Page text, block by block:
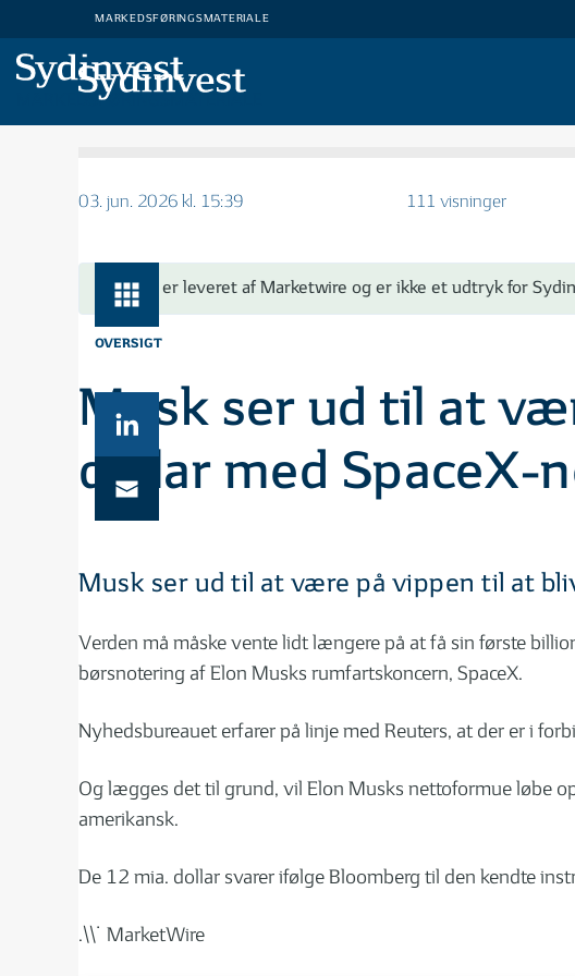
MARKEDSFØRINGSMATERIALE
MARKEDSFØRINGSMATERIALE
OVERSIGT
03. jun. 2026 kl. 15:39 111 visninger
Artiklen er leveret af Marketwire og er ikke et udtryk for
Musk ser ud til at
dollar med SpaceX-
Musk ser ud til at være på vippen til at
Verden må måske vente lidt længere på at få sin første
børsnotering af Elon Musks rumfartskoncern, SpaceX.
Nyhedsbureauet erfarer på linje med Reuters, at der er i
Og lægges det til grund, vil Elon Musks nettoformue løbe
amerikansk.
De 12 mia. dollar svarer ifølge Bloomberg til den kendte
.\\˙ MarketWire